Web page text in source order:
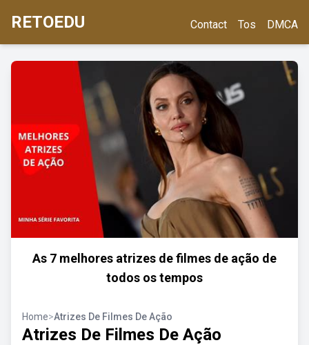
RETOEDU Contact Tos DMCA
As 7 melhores atrizes de filmes de ação de
todos os tempos
Home>Atrizes De Filmes De Ação
Atrizes De Filmes De Ação